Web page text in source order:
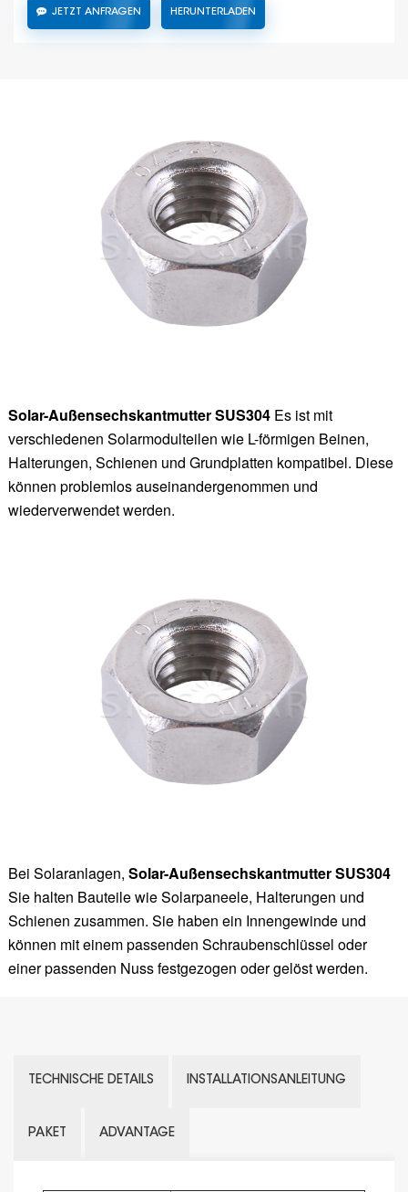
JETZT ANFRAGEN HERUNTERLADEN
Solar-Außensechskantmutter SUS304 Es ist mit
verschiedenen Solarmodulteilen wie L-förmigen Beinen,
Halterungen, Schienen und Grundplatten kompatibel. Diese
können problemlos auseinandergenommen und
wiederverwendet werden.
Bei Solaranlagen, Solar-Außensechskantmutter SUS304
Sie halten Bauteile wie Solarpaneele, Halterungen und
Schienen zusammen. Sie haben ein Innengewinde und
können mit einem passenden Schraubenschlüssel oder
einer passenden Nuss festgezogen oder gelöst werden.
TECHNISCHE DETAILS INSTALLATIONSANLEITUNG
PAKET ADVANTAGE